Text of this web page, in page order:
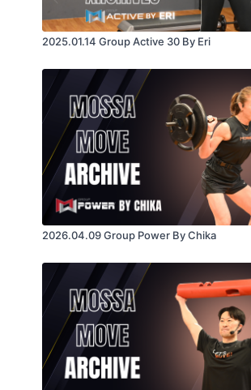
OS：最新版
[Mac]
OS：最新版
[Android]
最新バージョン
2025.01.14 Group Active 30 By Eri
2026.04.09 Group Power By Chika